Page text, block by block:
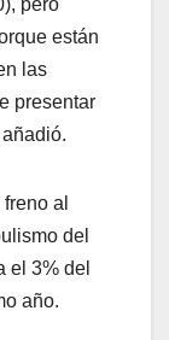
pero
están
las
presentar
al
del
el 3% del
año.